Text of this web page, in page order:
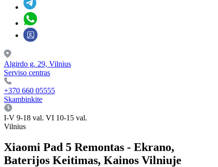
Algirdo g. 29, Vilnius
Serviso centras
+370 660 05555
Skambinkite
I-V 9-18 val. VI 10-15 val.
Vilnius
Xiaomi Pad 5 Remontas - Ekrano,
Baterijos Keitimas, Kainos Vilniuje